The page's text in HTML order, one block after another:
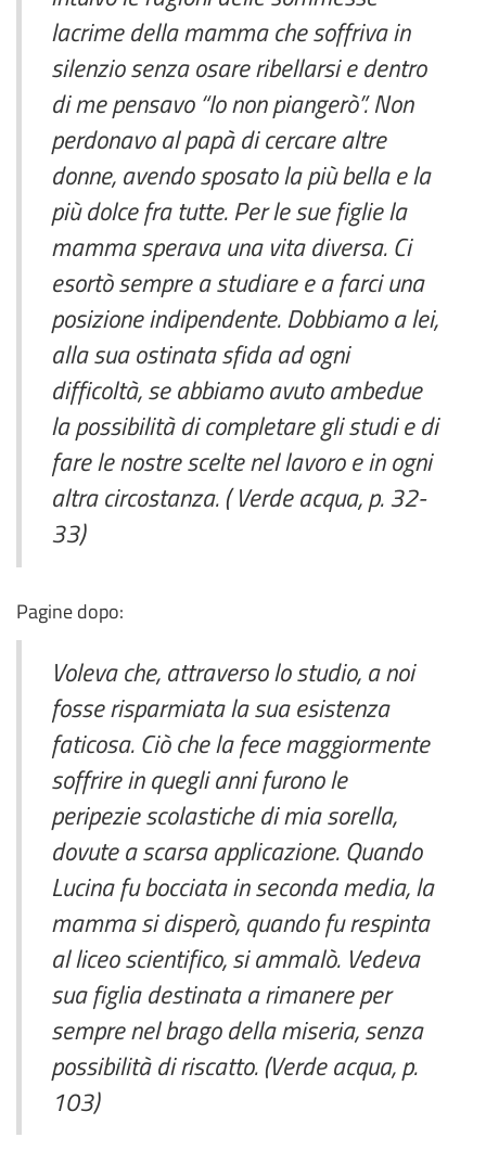
lacrime della mamma che soffriva in
silenzio senza osare ribellarsi e dentro
di me pensavo “Io non piangerò”. Non
perdonavo al papà di cercare altre
donne, avendo sposato la più bella e la
più dolce fra tutte. Per le sue figlie la
mamma sperava una vita diversa. Ci
esortò sempre a studiare e a farci una
posizione indipendente. Dobbiamo a lei,
alla sua ostinata sfida ad ogni
difficoltà, se abbiamo avuto ambedue
la possibilità di completare gli studi e di
fare le nostre scelte nel lavoro e in ogni
altra circostanza. ( Verde acqua, p. 32-
33)
Pagine dopo:
Voleva che, attraverso lo studio, a noi
fosse risparmiata la sua esistenza
faticosa. Ciò che la fece maggiormente
soffrire in quegli anni furono le
peripezie scolastiche di mia sorella,
dovute a scarsa applicazione. Quando
Lucina fu bocciata in seconda media, la
mamma si disperò, quando fu respinta
al liceo scientifico, si ammalò. Vedeva
sua figlia destinata a rimanere per
sempre nel brago della miseria, senza
possibilità di riscatto. (Verde acqua, p.
103)